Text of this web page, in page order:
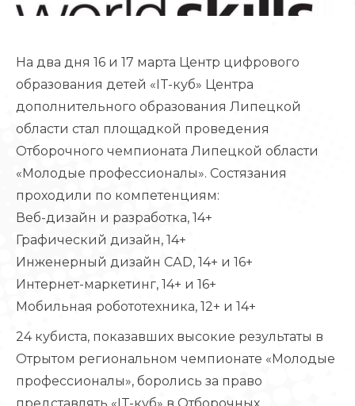
На два дня 16 и 17 марта Центр цифрового
образования детей «IT-куб» Центра
дополнительного образования Липецкой
области стал площадкой проведения
Отборочного чемпионата Липецкой области
«Молодые профессионалы». Состязания
проходили по компетенциям:
Веб-дизайн и разработка, 14+
Графический дизайн, 14+
Инженерный дизайн САD, 14+ и 16+
Интернет-маркетинг, 14+ и 16+
Мобильная робототехника, 12+ и 14+
24 кубиста, показавших высокие результаты в
Отрытом региональном чемпионате «Молодые
профессионалы», боролись за право